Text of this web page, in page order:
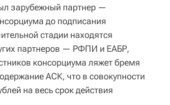
зарубежный партнер —
до подписания
стадии находятся
партнеров — РФПИ и ЕАБР,
консорциума ляжет бремя
АСК, что в совокупности
на весь срок действия